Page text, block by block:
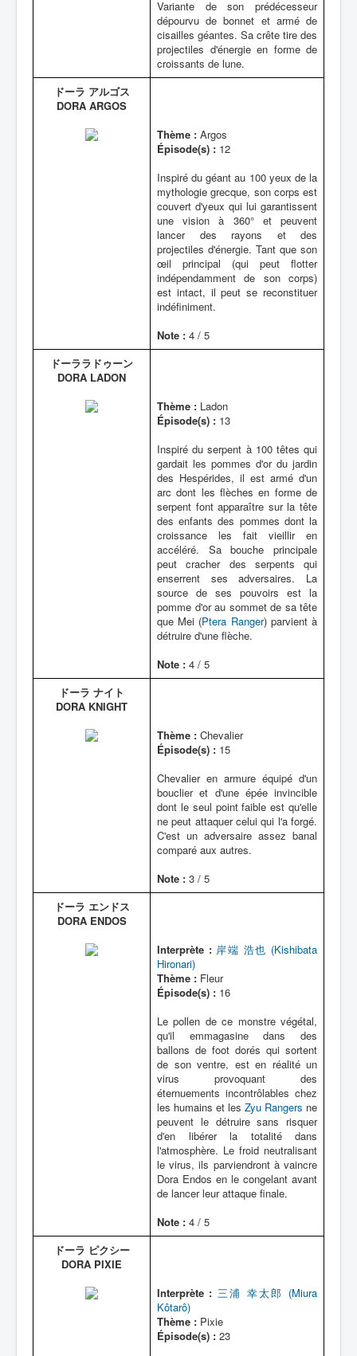
Variante de son prédécesseur
dépourvu de bonnet et armé de
cisailles géantes. Sa crête tire des
projectiles d'énergie en forme de
croissants de lune.
ドーラ アルゴス
DORA ARGOS
Thème : Argos
Épisode(s) : 12
Inspiré du géant au 100 yeux de la
mythologie grecque, son corps est
couvert d'yeux qui lui garantissent
une vision à 360° et peuvent
lancer des rayons et des
projectiles d'énergie. Tant que son
œil principal (qui peut flotter
indépendamment de son corps)
est intact, il peut se reconstituer
indéfiniment.
Note : 4 / 5
ドーララドゥーン
DORA LADON
Thème : Ladon
Épisode(s) : 13
Inspiré du serpent à 100 têtes qui
gardait les pommes d'or du jardin
des Hespérides, il est armé d'un
arc dont les flèches en forme de
serpent font apparaître sur la tête
des enfants des pommes dont la
croissance les fait vieillir en
accéléré. Sa bouche principale
peut cracher des serpents qui
enserrent ses adversaires. La
source de ses pouvoirs est la
pomme d'or au sommet de sa tête
que Mei (Ptera Ranger) parvient à
détruire d'une flèche.
Note : 4 / 5
ドーラ ナイト
DORA KNIGHT
Thème : Chevalier
Épisode(s) : 15
Chevalier en armure équipé d'un
bouclier et d'une épée invincible
dont le seul point faible est qu'elle
ne peut attaquer celui qui l'a forgé.
C'est un adversaire assez banal
comparé aux autres.
Note : 3 / 5
ドーラ エンドス
DORA ENDOS
Interprète : 岸端 浩也 (Kishibata
Hironari)
Thème : Fleur
Épisode(s) : 16
Le pollen de ce monstre végétal,
qu'il emmagasine dans des
ballons de foot dorés qui sortent
de son ventre, est en réalité un
virus provoquant des
éternuements incontrôlables chez
les humains et les Zyu Rangers ne
peuvent le détruire sans risquer
d'en libérer la totalité dans
l'atmosphère. Le froid neutralisant
le virus, ils parviendront à vaincre
Dora Endos en le congelant avant
de lancer leur attaque finale.
Note : 4 / 5
ドーラ ピクシー
DORA PIXIE
Interprète : 三浦 幸太郎 (Miura
Kôtarô)
Thème : Pixie
Épisode(s) : 23